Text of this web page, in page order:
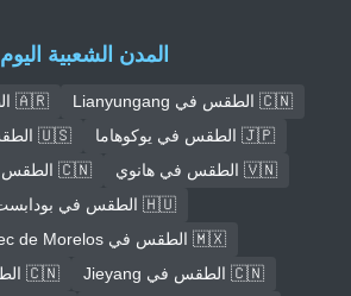
المدن الشعبية اليوم
🇨🇳 الطقس في Lianyungang
🇦🇷 الطقس في كوردوبا
🇯🇵 الطقس في يوكوهاما
🇺🇸 الطقس في نيويورك
🇻🇳 الطقس في هانوي
🇨🇳 الطقس في Chaozhou
🇭🇺 الطقس في بودابست
🇲🇽 الطقس في Ecatepec de Morelos
🇨🇳 الطقس في Jieyang
🇨🇳 الطقس في نانينغ